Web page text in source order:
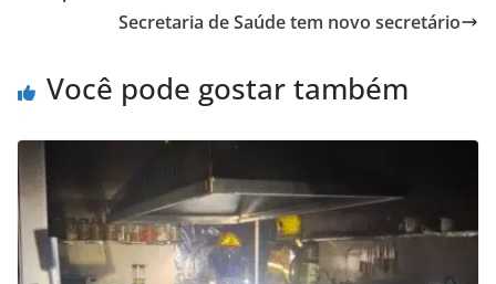
Secretaria de Saúde tem novo secretário
Você pode gostar também